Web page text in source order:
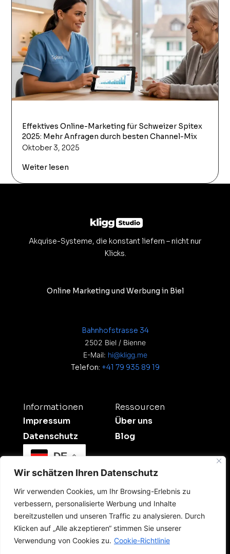
Wir schätzen Ihren Datenschutz
Wir verwenden Cookies, um Ihr Browsing-Erlebnis zu
verbessern, personalisierte Werbung und Inhalte
bereitzustellen und unseren Traffic zu analysieren. Durch
Klicken auf „Alle akzeptieren“ stimmen Sie unserer
Verwendung von Cookies zu. Cookie-Richtlinie
Effektives Online-Marketing für Schweizer Spitex
2025: Mehr Anfragen durch besten Channel-Mix
Oktober 3, 2025
Weiter lesen
Akquise-Systeme, die konstant liefern – nicht nur
Klicks.
Online Marketing und Werbung in Biel
Bahnhofstrasse 34
2502 Biel / Bienne
E-Mail: hi@kligg.me
Telefon: +41 79 935 89 19
Informationen
Impressum
Datenschutz
Ressourcen
Über uns
Blog
DE
©2026 Kligg Studio.
All Rights Reserved. Dein Digitalpartner für